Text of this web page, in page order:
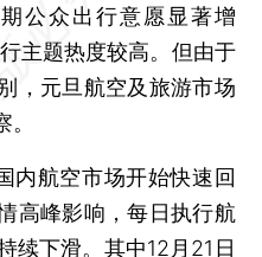
公众出行意愿显著增
主题热度较高。但由于
，元旦航空及旅游市场
航空市场开始快速回
高峰影响，每日执行航
续下滑。其中12月21日